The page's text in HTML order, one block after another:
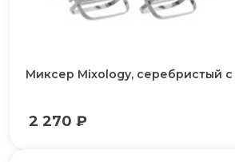
Миксер Mixology, серебристый
2 270 ₽